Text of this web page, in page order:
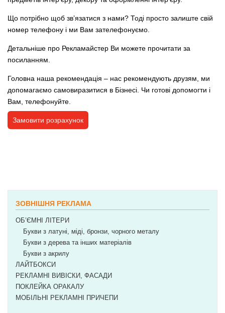
Що потрібно щоб зв’язатися з нами? Тоді просто залиште свій
номер телефону і ми Вам зателефонуємо.
Детальніше про Рекламайстер Ви можете прочитати за
посиланням.
Головна наша рекомендація – нас рекомендують друзям, ми
допомагаємо самовиразитися в Бізнесі. Чи готові допомогти і
Вам, телефонуйте.
Замовити розрахунок
ЗОВНІШНЯ РЕКЛАМА
ОБ’ЄМНІ ЛІТЕРИ
Букви з латуні, міді, бронзи, чорного металу
Букви з дерева та інших матеріалів
Букви з акрилу
ЛАЙТБОКСИ
РЕКЛАМНІ ВИВІСКИ, ФАСАДИ
ПОКЛЕЙКА ОРАКАЛУ
МОБІЛЬНІ РЕКЛАМНІ ПРИЧЕПИ